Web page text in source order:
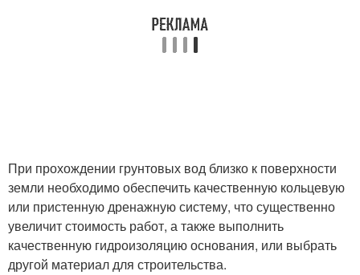
При прохождении грунтовых вод близко к поверхности
земли необходимо обеспечить качественную кольцевую
или пристенную дренажную систему, что существенно
увеличит стоимость работ, а также выполнить
качественную гидроизоляцию основания, или выбрать
другой материал для строительства.